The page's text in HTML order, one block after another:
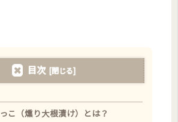
目次
こ（燻り大根漬け）とは？